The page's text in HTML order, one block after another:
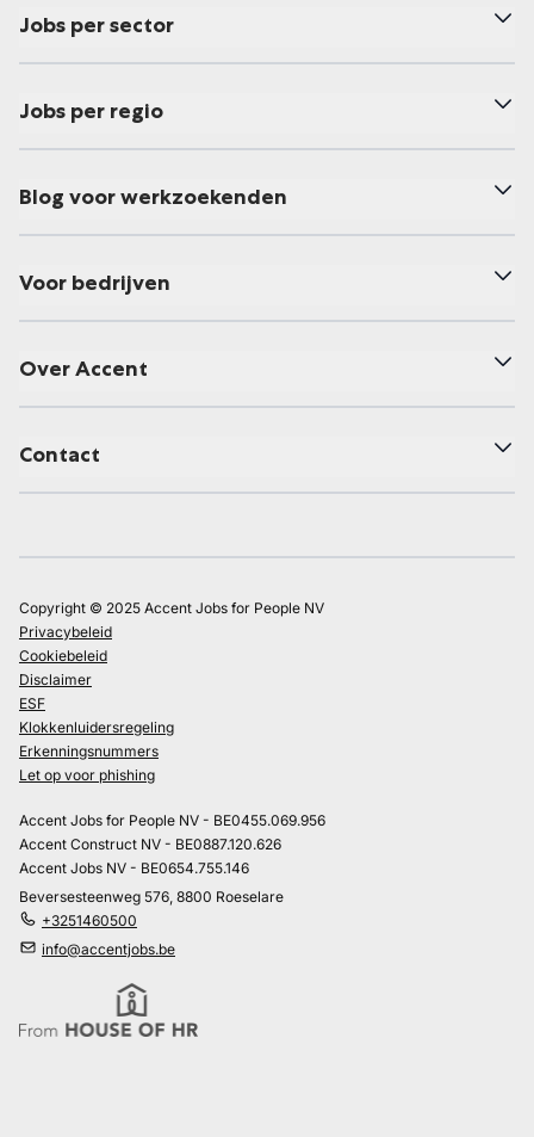
Jobs per sector
Jobs per regio
Blog voor werkzoekenden
Voor bedrijven
Over Accent
Contact
Copyright © 2025 Accent Jobs for People NV
Privacybeleid
Cookiebeleid
Disclaimer
ESF
Klokkenluidersregeling
Erkenningsnummers
Let op voor phishing
Accent Jobs for People NV - BE0455.069.956
Accent Construct NV - BE0887.120.626
Accent Jobs NV - BE0654.755.146
Beversesteenweg 576, 8800 Roeselare
+3251460500
info@accentjobs.be